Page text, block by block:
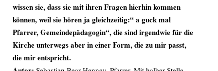
wissen sie, dass sie mit ihren Fragen hierhin kommen
können, weil sie hören ja gleichzeitig:“ a guck mal
Pfarrer, Gemeindepädagogin“, die sind irgendwie für die
Kirche unterwegs aber in einer Form, die zu mir passt,
die mir entspricht.